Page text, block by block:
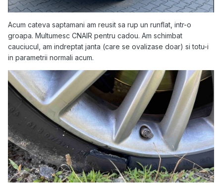
Acum cateva saptamani am reusit sa rup un runflat, intr-o
groapa. Multumesc CNAIR pentru cadou. Am schimbat
cauciucul, am indreptat janta (care se ovalizase doar) si totu-i
in parametrii normali acum.